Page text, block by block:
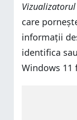
care
informații
identifica
Windows 11